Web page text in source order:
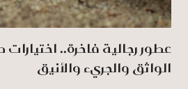
عطور رجالية فاخرة..
الواثق والجريء والأنيق